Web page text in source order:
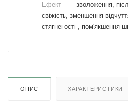
Ефект — зволоження,
свіжість, зменшення
стягненості , пом'якшення
ОПИС ХАРАКТЕРИСТИКИ